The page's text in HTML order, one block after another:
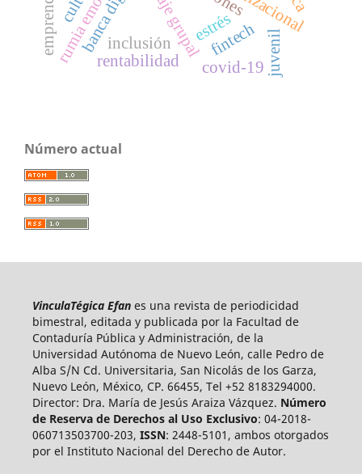
inclusión fintech
estrés
juvenil
rentabilidad covid-19
Número actual
VinculaTégica Efanes una revista de periodicidad
bimestral, editada y publicada por la Facultad de
Contaduría Pública y Administración, de la
Universidad Autónoma de Nuevo León, calle Pedro de
Alba S/N Cd. Universitaria, San Nicolás de los Garza,
Nuevo León, México, CP. 66455, Tel +52 8183294000.
Director: Dra. María de Jesús Araiza Vázquez. Número
de Reserva de Derechos al Uso Exclusivo: 04-2018-
060713503700-203, ISSN: 2448-5101, ambos otorgados
por el Instituto Nacional del Derecho de Autor.